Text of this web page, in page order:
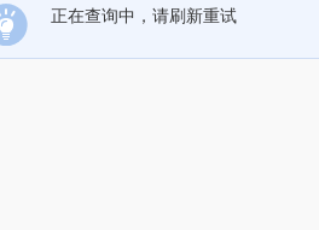
正在查询中，请刷新重试